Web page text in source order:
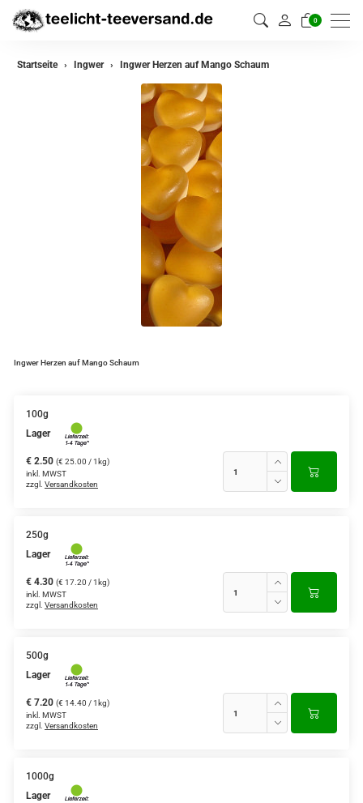
0
Startseite Ingwer Ingwer Herzen auf Mango Schaum
Ingwer Herzen auf Mango Schaum
100g
Lager
€ 2.50 (€ 25.00 / 1kg)
inkl. MWST
zzgl. Versandkosten
250g
Lager
€ 4.30 (€ 17.20 / 1kg)
inkl. MWST
zzgl. Versandkosten
500g
Lager
€ 7.20 (€ 14.40 / 1kg)
inkl. MWST
zzgl. Versandkosten
1000g
Lager